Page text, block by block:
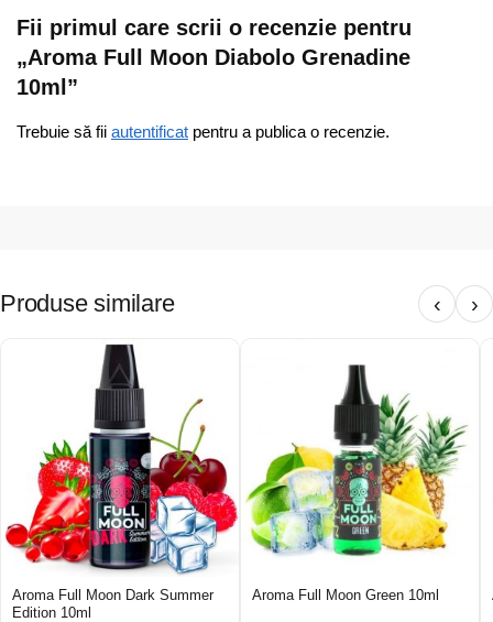
Fii primul care scrii o recenzie pentru
„Aroma Full Moon Diabolo Grenadine
10ml”
Trebuie să fii autentificat pentru a publica o recenzie.
Produse similare ‹ ›
Aroma Full Moon Dark Summer
Edition 10ml
Aroma Full Moon Green 10ml